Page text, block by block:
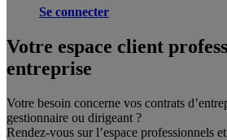
Se connecter
Votre espace client
entreprise
Votre besoin concerne vos contrats
gestionnaire ou dirigeant ?
Rendez-vous sur l’espace professionnels